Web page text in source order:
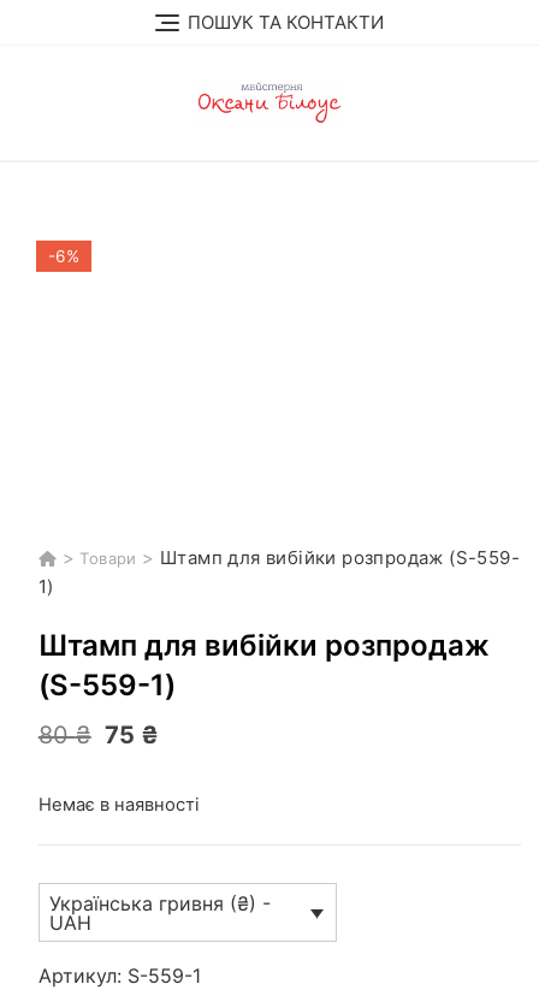
ПОШУК ТА КОНТАКТИ
-6%
> Товари > Штамп для вибійки розпродаж (S-559-
1)
Штамп для вибійки розпродаж
(S-559-1)
80₴ Оригінальна
75 ₴
Немає в наявності
Українська гривня (₴) -
UAH
Артикул: S-559-1